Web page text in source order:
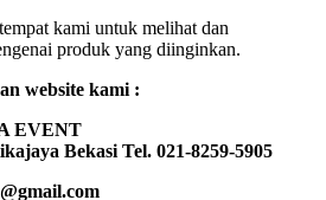
kami untuk melihat dan
produk yang diinginkan.
website kami :
EVENT
Bekasi Tel. 021-8259-5905